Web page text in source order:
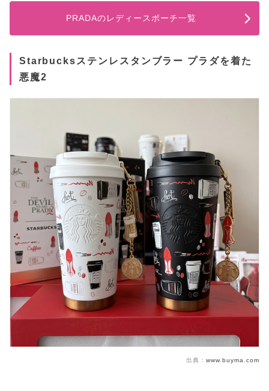
PRADAのレディースポーチ一覧
Starbucksステンレスタンブラー プラダを着た
悪魔2
出典： www.buyma.com